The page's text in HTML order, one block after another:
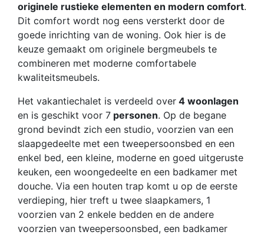
originele rustieke elementen en modern comfort.
Dit comfort wordt nog eens versterkt door de
goede inrichting van de woning. Ook hier is de
keuze gemaakt om originele bergmeubels te
combineren met moderne comfortabele
kwaliteitsmeubels.
Het vakantiechalet is verdeeld over 4 woonlagen
en is geschikt voor 7 personen. Op de begane
grond bevindt zich een studio, voorzien van een
slaapgedeelte met een tweepersoonsbed en een
enkel bed, een kleine, moderne en goed uitgeruste
keuken, een woongedeelte en een badkamer met
douche. Via een houten trap komt u op de eerste
verdieping, hier treft u twee slaapkamers, 1
voorzien van 2 enkele bedden en de andere
voorzien van tweepersoonsbed, een badkamer